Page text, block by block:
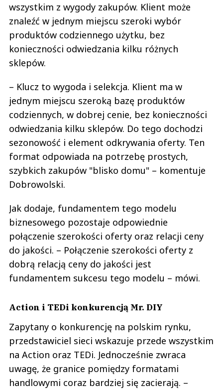
wszystkim z wygody zakupów. Klient może
znaleźć w jednym miejscu szeroki wybór
produktów codziennego użytku, bez
konieczności odwiedzania kilku różnych
sklepów.
– Klucz to wygoda i selekcja. Klient ma w
jednym miejscu szeroką bazę produktów
codziennych, w dobrej cenie, bez konieczności
odwiedzania kilku sklepów. Do tego dochodzi
sezonowość i element odkrywania oferty. Ten
format odpowiada na potrzebę prostych,
szybkich zakupów "blisko domu" – komentuje
Dobrowolski.
Jak dodaje, fundamentem tego modelu
biznesowego pozostaje odpowiednie
połączenie szerokości oferty oraz relacji ceny
do jakości. – Połączenie szerokości oferty z
dobrą relacją ceny do jakości jest
fundamentem sukcesu tego modelu – mówi.
Action i TEDi konkurencją Mr. DIY
Zapytany o konkurencję na polskim rynku,
przedstawiciel sieci wskazuje przede wszystkim
na Action oraz TEDi. Jednocześnie zwraca
uwagę, że granice pomiędzy formatami
handlowymi coraz bardziej się zacierają. –